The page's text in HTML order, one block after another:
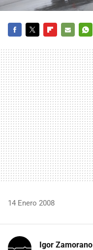
MAIL
14 Enero 2008
Igor Zamorano